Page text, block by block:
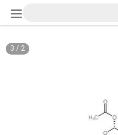
2
/
3